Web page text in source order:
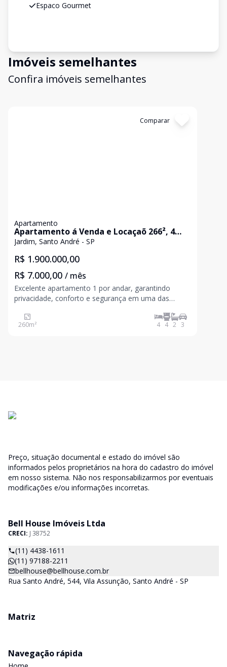
Espaco Gourmet
Imóveis semelhantes
Confira imóveis semelhantes
Comparar
Apartamento
Apartamento á Venda e Locaçaõ 266², 4
quartos e 3 vagas - Jardim, Santo André, SP
Jardim, Santo André - SP
R$ 1.900.000,00
R$ 7.000,00 / mês
Excelente apartamento 1 por andar, garantindo
privacidade, conforto e segurança em uma das
conta com 266 m² de área útil, muito bem
distribuídos, oferecendo ambientes amplos e
260m² 4 4 2 3
Preço, situação documental e estado do imóvel são
informados pelos proprietários na hora do cadastro do imóvel
em nosso sistema. Não nos responsabilizarmos por eventuais
modificações e/ou informações incorretas.
Bell House Imóveis Ltda
CRECI: J 38752
(11) 4438-1611
(11) 97188-2211
bellhouse@bellhouse.com.br
Rua Santo André, 544, Vila Assunção, Santo André - SP
Matriz
Navegação rápida